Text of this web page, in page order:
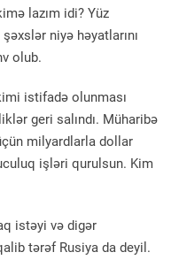
lazım idi? Yüz
niyə həyatlarını
olub.
istifadə olunması
geri salındı. Müharibə
milyardlarla dollar
işləri qurulsun. Kim
istəyi və digər
tərəf Rusiya da deyil.